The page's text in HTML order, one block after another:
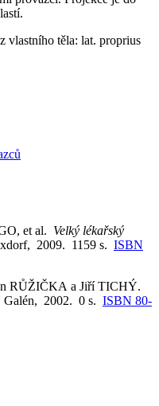
vlastního těla: lat. proprius
et al. Velký lékařský
2009. 1159 s. ISBN
RŮŽIČKA a Jiří TICHÝ.
2002. 0 s. ISBN 80-